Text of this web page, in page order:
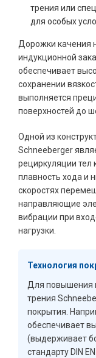
трения или
для особых
Дорожки качения
индукционной
обеспечивает
сохранении
выполняется
поверхностей до
Одной из
Schneeberger
рециркуляции тел
плавность хода и
скоростях
направляющие
вибрации при
нагрузки.
Технология
Для повышения
трения
покрытия.
обеспечивает
(выдерживает
стандарту DIN